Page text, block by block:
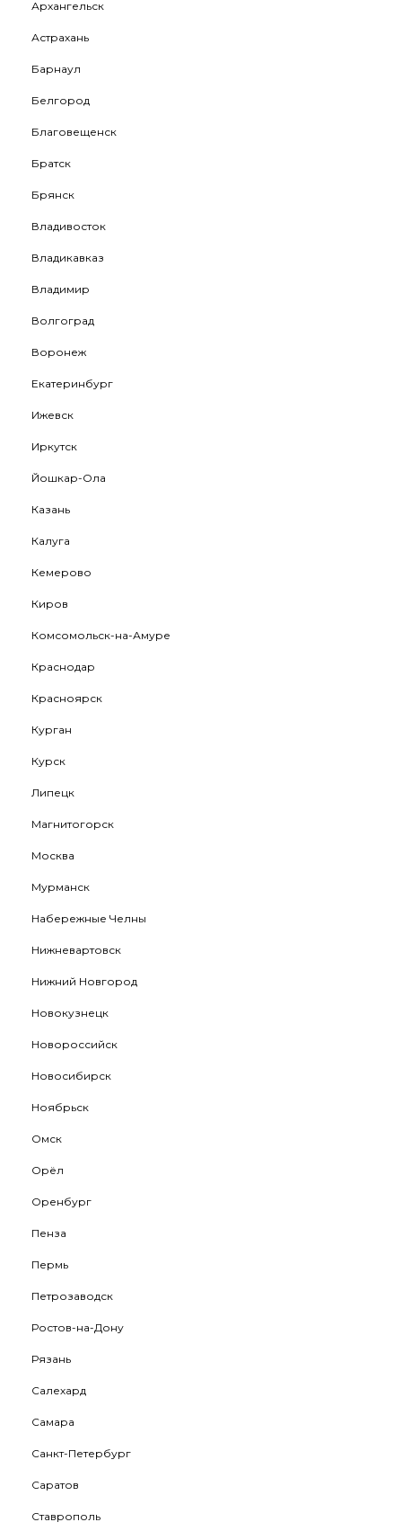
Архангельск
Астрахань
Барнаул
Белгород
Благовещенск
Братск
Брянск
Владивосток
Владикавказ
Владимир
Волгоград
Воронеж
Екатеринбург
Ижевск
Иркутск
Йошкар-Ола
Казань
Калуга
Кемерово
Киров
Комсомольск-на-Амуре
Краснодар
Красноярск
Курган
Курск
Липецк
Магнитогорск
Москва
Мурманск
Набережные Челны
Нижневартовск
Нижний Новгород
Новокузнецк
Новороссийск
Новосибирск
Ноябрьск
Омск
Орёл
Оренбург
Пенза
Пермь
Петрозаводск
Ростов-на-Дону
Рязань
Салехард
Самара
Санкт-Петербург
Саратов
Ставрополь